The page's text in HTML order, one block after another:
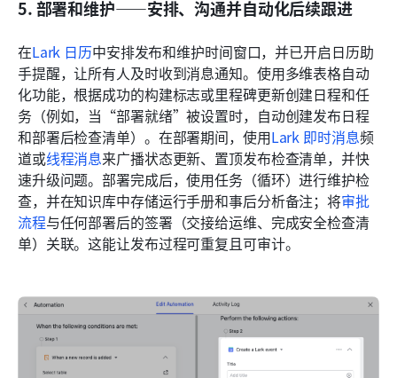
5. 部署和维护——安排、沟通并自动化后续跟进
在Lark 日历中安排发布和维护时间窗口，并已开启日历助
手提醒，让所有人及时收到消息通知。使用多维表格自动
化功能，根据成功的构建标志或里程碑更新创建日程和任
务（例如，当“部署就绪”被设置时，自动创建发布日程
和部署后检查清单）。在部署期间，使用Lark 即时消息频
道或线程消息来广播状态更新、置顶发布检查清单，并快
速升级问题。部署完成后，使用任务（循环）进行维护检
查，并在知识库中存储运行手册和事后分析备注；将审批
流程与任何部署后的签署（交接给运维、完成安全检查清
单）关联。这能让发布过程可重复且可审计。